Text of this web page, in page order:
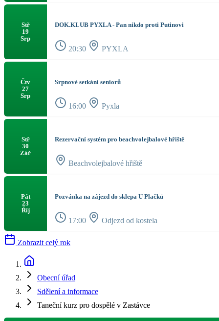
Stř
19
Srp
DOK.KLUB PYXLA - Pan nikdo proti Putinovi
20:30 PYXLA
Čtv
27
Srp
Srpnové setkání seniorů
16:00 Pyxla
Stř
30
Zář
Rezervační systém pro beachvolejbalové hřiště
Beachvolejbalové hřiště
Pát
23
Říj
Pozvánka na zájezd do sklepa U Plačků
17:00 Odjezd od kostela
Zobrazit celý rok
Obecní úřad
Sdělení a informace
Taneční kurz pro dospělé v Zastávce